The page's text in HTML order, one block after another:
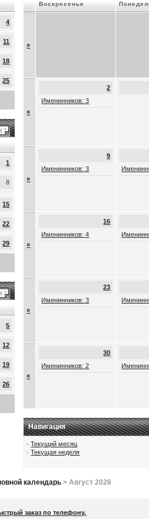
4
11
18
25
1
8
15
22
29
5
12
19
26
Воскресенье
»
»
2
Именинников: 3
»
9
Именинников: 3
»
16
Именинников: 4
»
23
Именинников: 3
»
30
Именинников: 2
Навигация
·Текущий месяц
·Текущая неделя
календарь > Август 2026
заказ по телефону.